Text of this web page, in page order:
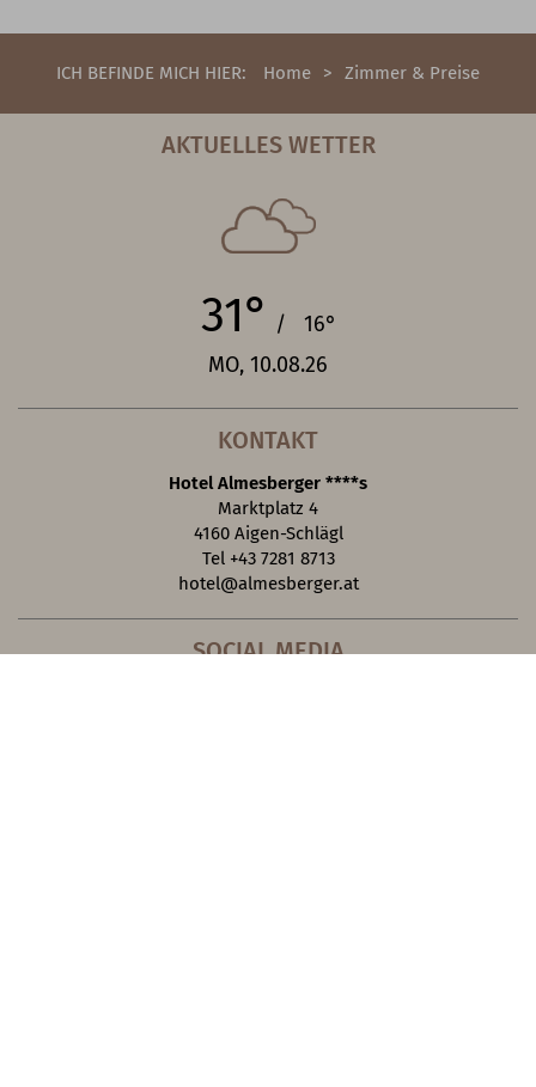
ICH BEFINDE MICH HIER: Home Zimmer & Preise
AKTUELLES WETTER
31° / 16°
MO, 10.08.26
KONTAKT
Hotel Almesberger ****s
Marktplatz 4
4160 Aigen-Schlägl
Tel +43 7281 8713
hotel@almesberger.at
SOCIAL MEDIA